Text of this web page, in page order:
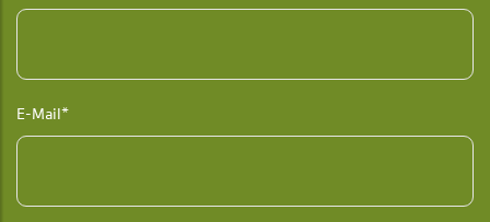
E-Mail*